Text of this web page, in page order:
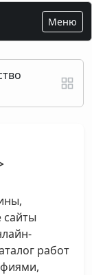
Меню
сайты
работ